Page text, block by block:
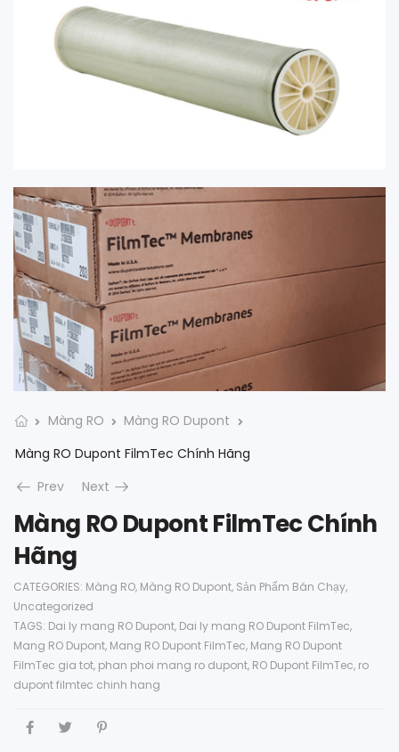
Màng RO
Màng RO Dupont
Màng RO Dupont FilmTec Chính Hãng
Prev
Next
Màng RO Dupont FilmTec Chính
Hãng
CATEGORIES: Màng RO, Màng RO Dupont, Sản Phẩm Bán Chạy,
Uncategorized
TAGS: Dai ly mang RO Dupont, Dai ly mang RO Dupont FilmTec,
Mang RO Dupont, Mang RO Dupont FilmTec, Mang RO Dupont
FilmTec gia tot, phan phoi mang ro dupont, RO Dupont FilmTec, ro
dupont filmtec chinh hang